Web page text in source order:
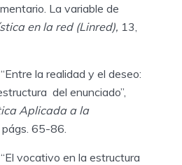
La variable de
en la red (Linred), 13,
la realidad y el deseo:
del enunciado”,
Aplicada a la
65-86.
vocativo en la estructura